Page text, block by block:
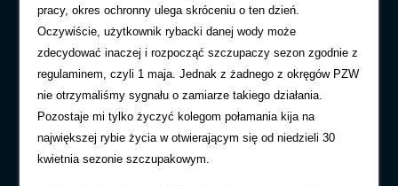
pracy, okres ochronny ulega skróceniu o ten dzień.
Oczywiście, użytkownik rybacki danej wody może
zdecydować inaczej i rozpocząć szczupaczy sezon zgodnie z
regulaminem, czyli 1 maja. Jednak z żadnego z okręgów PZW
nie otrzymaliśmy sygnału o zamiarze takiego działania.
Pozostaje mi tylko życzyć kolegom połamania kija na
największej rybie życia w otwierającym się od niedzieli 30
kwietnia sezonie szczupakowym.